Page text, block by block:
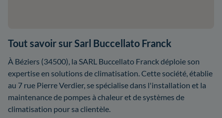
Tout savoir sur Sarl Buccellato Franck
À Béziers (34500), la SARL Buccellato Franck déploie son
expertise en solutions de climatisation. Cette société, établie
au 7 rue Pierre Verdier, se spécialise dans l'installation et la
maintenance de pompes à chaleur et de systèmes de
climatisation pour sa clientèle.